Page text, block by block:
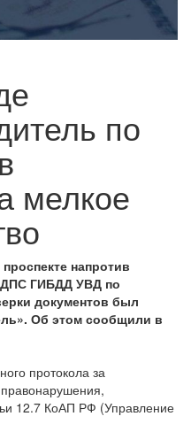
по
мелкое
напротив
ДПС ГИБДД УВД по
документов был
Об этом сообщили в
протокола за
12.7 КоАП РФ (Управление